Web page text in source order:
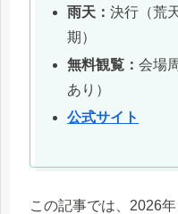
雨天：決行（荒
期）
無料観覧：会場
あり）
公式サイト
この記事では、2026